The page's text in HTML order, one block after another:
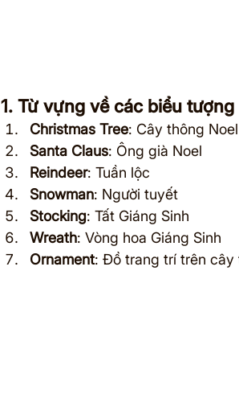
1. Từ vựng về các biểu tượng
Christmas Tree: Cây thông Noel
Santa Claus: Ông già Noel
Reindeer: Tuần lộc
Snowman: Người tuyết
Stocking: Tất Giáng Sinh
Wreath: Vòng hoa Giáng Sinh
Ornament: Đồ trang trí trên cây